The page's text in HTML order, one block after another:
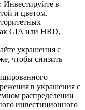
Инвестируйте в
и цветом.
GIA или HRD,
украшения с
чтобы снизить
в украшения с
распределении
инвестиционного